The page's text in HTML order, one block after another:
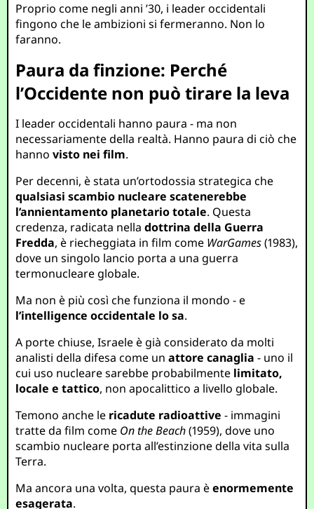
Proprio come negli anni ’30, i leader occidentali
fingono che le ambizioni si fermeranno. Non lo
faranno.
Paura da finzione: Perché
l’Occidente non può tirare la leva
I leader occidentali hanno paura - ma non
necessariamente della realtà. Hanno paura di ciò che
hannovisto nei film.
Per decenni, è stata un’ortodossia strategica che
qualsiasi scambio nucleare scatenerebbe
l’annientamento planetario totale. Questa
credenza, radicata nelladottrina della Guerra
Fredda, è riecheggiata in film come WarGames(1983),
dove un singolo lancio porta a una guerra
termonucleare globale.
Ma non è più così che funziona il mondo - e
l’intelligence occidentale lo sa.
A porte chiuse, Israele è già considerato da molti
analisti della difesa come unattore canaglia - uno il
cui uso nucleare sarebbe probabilmente limitato,
locale e tattico, non apocalittico a livello globale.
Temono anche le ricadute radioattive - immagini
tratte da film come On the Beach(1959), dove uno
scambio nucleare porta all’estinzione della vita sulla
Terra.
Ma ancora una volta, questa paura èenormemente
esagerata.